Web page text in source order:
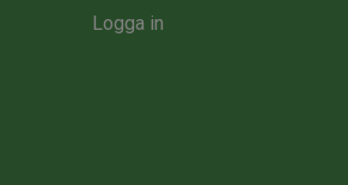
Logga in